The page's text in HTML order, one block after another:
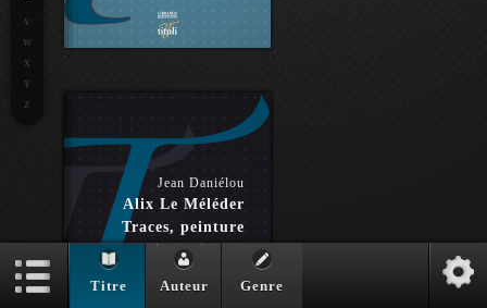
Jean Daniélou
Alix Le Méléder
Traces, peinture
Arts politiques
V
W
X
Y
Z
Titre Auteur Genre